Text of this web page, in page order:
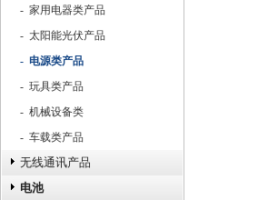
- 家用电器类产品
- 太阳能光伏产品
- 电源类产品
- 玩具类产品
- 机械设备类
- 车载类产品
无线通讯产品
电池